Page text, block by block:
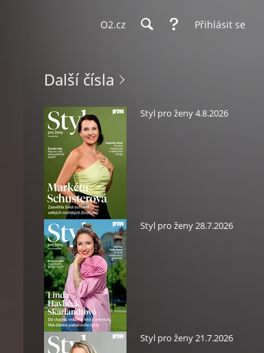
O2.cz Přihlásit se
Další čísla
Styl pro ženy 4.8.2026
Styl pro ženy 28.7.2026
Styl pro ženy 21.7.2026